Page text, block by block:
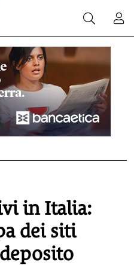
in Italia:
dei siti